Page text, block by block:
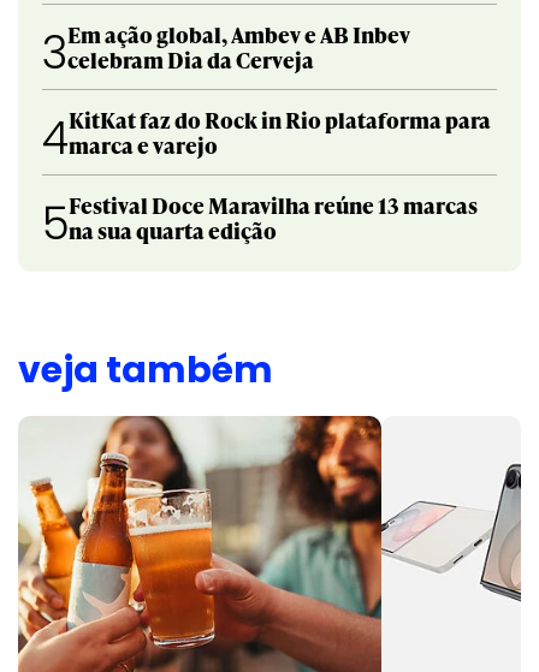
3Em ação global, Ambev e AB Inbev
celebram Dia da Cerveja
4KitKat faz do Rock in Rio plataforma para
marca e varejo
5Festival Doce Maravilha reúne 13 marcas
na sua quarta edição
veja também